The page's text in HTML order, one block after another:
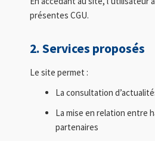
présentes CGU.
2. Services proposés
Le site permet :
La consultation
La mise en relation entre
partenaires